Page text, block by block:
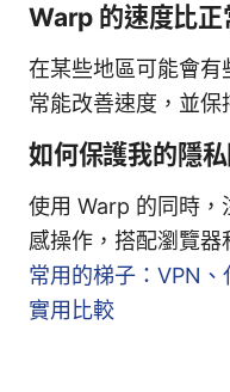
Warp 的速度比正
在某些地區可能會有
常能改善速度，並保
如何保護我的隱
使用 Warp 的同時，
感操作，搭配瀏覽器
常用的梯子：VPN
實用比較